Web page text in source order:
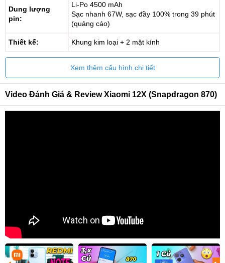
Dung lượng
pin:
Li-Po 4500 mAh
Sạc nhanh 67W, sạc đầy 100% trong 39 phút
(quảng cáo)
Thiết kế: Khung kim loại + 2 mặt kính
Xem thêm cấu hình chi tiết
Video Đánh Giá & Review Xiaomi 12X (Snapdragon 870)